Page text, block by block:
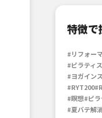
特徴で
#リフォー
#ピラティス
#ヨガイン
#RYT200
#瞑想#ピ
#夏バテ解